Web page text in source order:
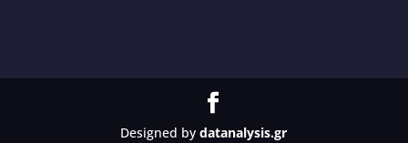
Designed bydatanalysis.gr